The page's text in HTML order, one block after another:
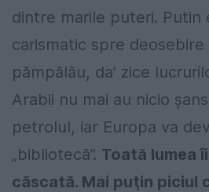
dintre marile puteri. Putin
carismatic spre
pămpălău, da’ zice
Arabii nu mai au nicio
petrolul, iar Europa va
„bibliotecă”. Toată lumea
căscată. Mai puţin piciul